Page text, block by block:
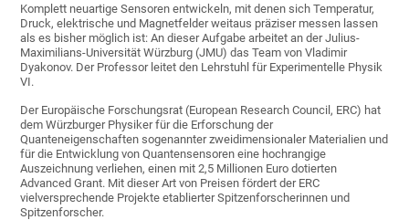
Komplett neuartige Sensoren entwickeln, mit denen sich Temperatur,
Druck, elektrische und Magnetfelder weitaus präziser messen lassen
als es bisher möglich ist: An dieser Aufgabe arbeitet an der Julius-
Maximilians-Universität Würzburg (JMU) das Team von Vladimir
Dyakonov. Der Professor leitet den Lehrstuhl für Experimentelle Physik
VI.
Der Europäische Forschungsrat (European Research Council, ERC) hat
dem Würzburger Physiker für die Erforschung der
Quanteneigenschaften sogenannter zweidimensionaler Materialien und
für die Entwicklung von Quantensensoren eine hochrangige
Auszeichnung verliehen, einen mit 2,5 Millionen Euro dotierten
Advanced Grant. Mit dieser Art von Preisen fördert der ERC
vielversprechende Projekte etablierter Spitzenforscherinnen und
Spitzenforscher.